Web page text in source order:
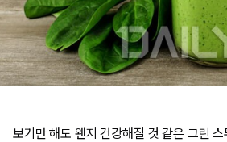
보기만 해도 왠지 건강해질 것 같은 그린